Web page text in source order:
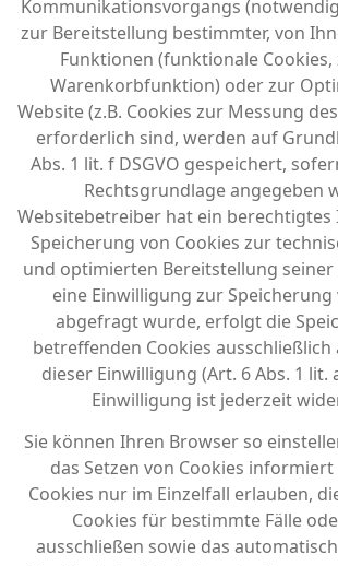
Kommunikationsvorgangs
zur Bereitstellung bestimmter, von
Funktionen (funktionale Cookies,
Warenkorbfunktion) oder zur
Website (z.B. Cookies zur Messung
erforderlich sind, werden auf
Abs. 1 lit. f DSGVO gespeichert,
Rechtsgrundlage angegeben
Websitebetreiber hat ein berechtigtes
Speicherung von Cookies zur
und optimierten Bereitstellung seiner
eine Einwilligung zur Speicherung
abgefragt wurde, erfolgt die
betreffenden Cookies
dieser Einwilligung (Art. 6 Abs. 1 lit.
Einwilligung ist jederzeit
Sie können Ihren Browser so
das Setzen von Cookies
Cookies nur im Einzelfall erlauben,
Cookies für bestimmte Fälle
ausschließen sowie das